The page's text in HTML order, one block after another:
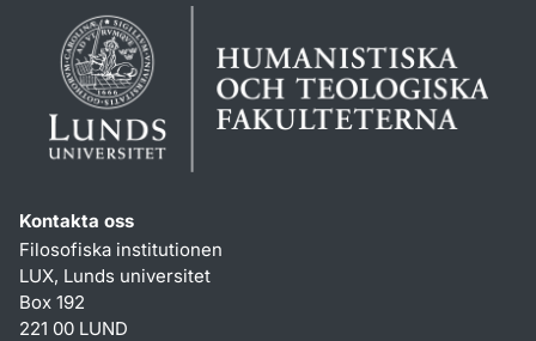
Kontakta oss
Filosofiska institutionen
LUX, Lunds universitet
Box 192
221 00 LUND